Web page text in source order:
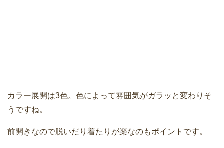
カラー展開は3色。色によって雰囲気がガラッと変わりそ
うですね。
前開きなので脱いだり着たりが楽なのもポイントです。